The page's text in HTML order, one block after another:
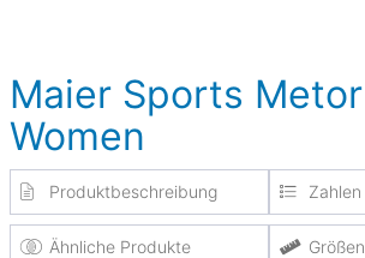
Maier Sports
Women
Produktbeschreibung
Ähnliche Produkte